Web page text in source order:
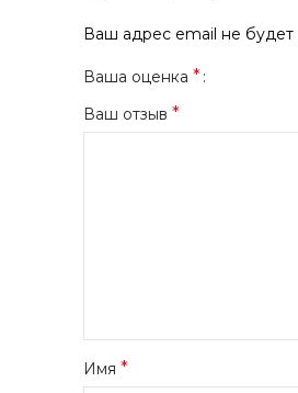
Ваш адрес email не будет
Ваша оценка *
Ваш отзыв *
Имя *